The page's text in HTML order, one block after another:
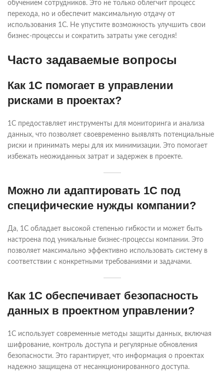
обучением сотрудников. Это не только облегчит процесс
перехода, но и обеспечит максимальную отдачу от
использования 1С. Не упустите возможность улучшить свои
бизнес-процессы и сократить затраты уже сегодня!
Часто задаваемые вопросы
Как 1С помогает в управлении
рисками в проектах?
1С предоставляет инструменты для мониторинга и анализа
данных, что позволяет своевременно выявлять потенциальные
риски и принимать меры для их минимизации. Это помогает
избежать неожиданных затрат и задержек в проекте.
Можно ли адаптировать 1С под
специфические нужды компании?
Да, 1С обладает высокой степенью гибкости и может быть
настроена под уникальные бизнес-процессы компании. Это
позволяет максимально эффективно использовать систему в
соответствии с конкретными требованиями и задачами.
Как 1С обеспечивает безопасность
данных в проектном управлении?
1С использует современные методы защиты данных, включая
шифрование, контроль доступа и регулярные обновления
безопасности. Это гарантирует, что информация о проектах
надежно защищена от несанкционированного доступа.